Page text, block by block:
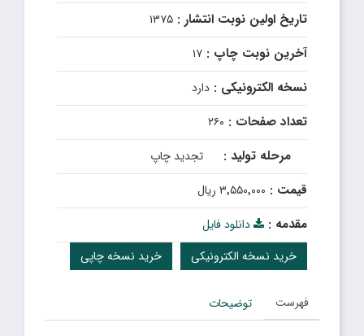
تاریخ اولین نوبت انتشار : ۱۳۷۵
آخرین نوبت چاپ : ۱۷
نسخه الکترونیکی : دارد
تعداد صفحات : ۲۶۰
مرحله تولید : تجدید چاپ
قیمت : ۳٬۵۵۰٬۰۰۰ ریال
مقدمه :
دانلود فایل
خرید نسخه چاپی
خرید نسخه الکترونیکی
فهرست توضیحات